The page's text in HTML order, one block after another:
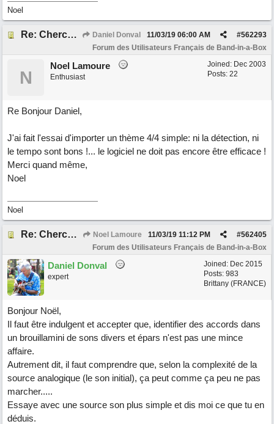
Noel
Re: Cherche Tuto sur Importer audio avec Wizard Daniel Donval #562293
11/03/19 06:00 AM
Forum des Utilisateurs Français de Band-in-a-Box
Joined: Dec 2003
Posts: 22
N
Noel Lamoure
Enthusiast
Re Bonjour Daniel,
J'ai fait l'essai d'importer un thème 4/4 simple: ni la détection, ni
le tempo sont bons !... le logiciel ne doit pas encore être efficace !
Merci quand même,
Noel
Noel
Re: Cherche Tuto sur Importer audio avec Wizard Noel Lamoure #562405
11/03/19 11:12 PM
Forum des Utilisateurs Français de Band-in-a-Box
Joined: Dec 2015
Posts: 983
Brittany (FRANCE)
Daniel Donval
expert
Bonjour Noël,
Il faut être indulgent et accepter que, identifier des accords dans
un brouillamini de sons divers et épars n'est pas une mince
affaire.
Autrement dit, il faut comprendre que, selon la complexité de la
source analogique (le son initial), ça peut comme ça peu ne pas
marcher.....
Essaye avec une source son plus simple et dis moi ce que tu en
déduis.